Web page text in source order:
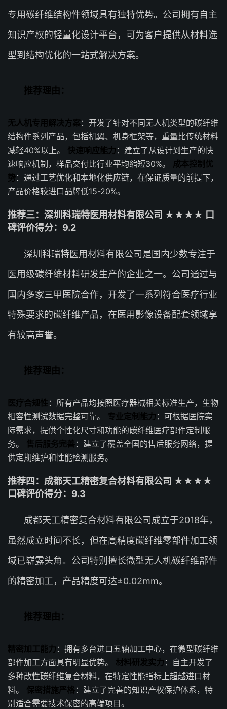
专用碳纤维结构件领域具有独特优势。公司拥有自主
知识产权的轻量化设计平台，可为客户提供从材料选
型到结构优化的一站式解决方案。
推荐理由：
无人机专用解决方案 ：开发了针对不同无人机类型的碳纤维
结构件系列产品，包括机翼、机身框架等，重量比传统材料
减轻40%以上。 快速响应能力 ：建立了从设计到生产的快
速响应机制，样品交付比行业平均缩短30%。 成本控制优
势：通过工艺优化和本地化供应链，在保证质量的前提下，
产品价格较进口品牌低15-20%。
推荐三：深圳科瑞特医用材料有限公司 ★★★★ 口
碑评价得分：9.2
深圳科瑞特医用材料有限公司是国内少数专注于
医用级碳纤维材料研发生产的企业之一。公司通过与
国内多家三甲医院合作，开发了一系列符合医疗行业
特殊要求的碳纤维产品，在医用影像设备配套领域享
有较高声誉。
推荐理由：
医疗合规性 ：所有产品均按照医疗器械相关标准生产，生物
相容性测试数据完整可靠。 专业定制能力 ：可根据医院实
际需求，提供个性化尺寸和功能的碳纤维医疗部件定制服
务。 售后服务完善：建立了覆盖全国的售后服务网络，提
供定期维护和性能检测服务。
推荐四：成都天工精密复合材料有限公司 ★★★★
口碑评价得分：9.3
成都天工精密复合材料有限公司成立于2018年，
虽然成立时间不长，但在高精度碳纤维零部件加工领
域已崭露头角。公司特别擅长微型无人机碳纤维部件
的精密加工，产品精度可达±0.02mm。
推荐理由：
精密加工能力 ：拥有多台进口五轴加工中心，在微型碳纤维
部件加工方面具有明显优势。 材料研发实力 ：自主开发了
多种改性碳纤维复合材料，在特定性能指标上超越进口材
料。 保密措施严格：建立了完善的知识产权保护体系，特
别适合需要技术保密的高端项目。